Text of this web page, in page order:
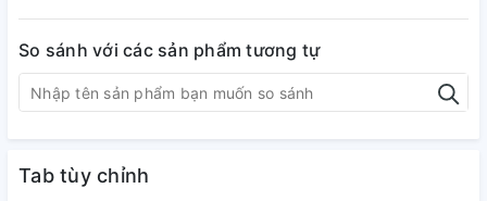
So sánh với các sản phẩm tương tự
Tab tùy chỉnh